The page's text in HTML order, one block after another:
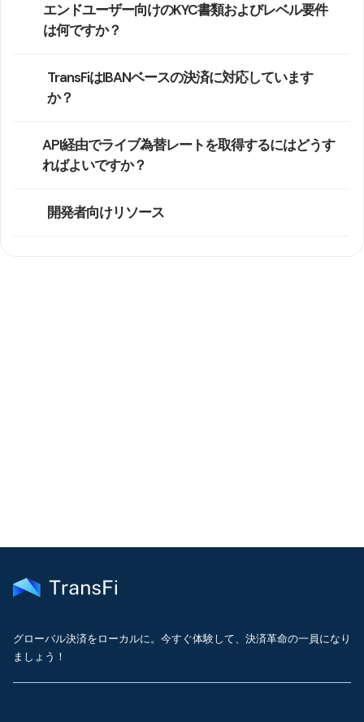
エンドユーザー向けのKYC書類およびレベル要件
は何ですか？
TransFiはIBANベースの決済に対応しています
か？
API経由でライブ為替レートを取得するにはどうす
ればよいですか？
開発者向けリソース
グローバル決済をローカルに。今すぐ体験して、決済革命の一員になり
ましょう！